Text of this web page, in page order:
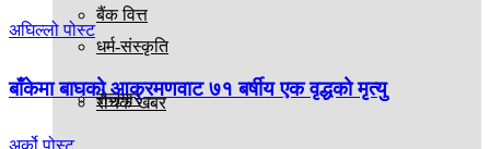
धर्म-संस्कृति
रोचक खबर
बैंक वित्त
रोजगार
अघिल्लो पोस्ट
बाँकेमा बाघको आक्रमणवाट ७१ बर्षीय एक वृद्धको मृत्यु